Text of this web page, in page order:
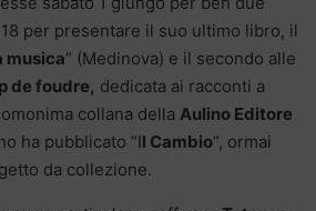
per presentare il suo ultimo libro, il
musica” (Medinova) e il secondo alle
de foudre, dedicata ai racconti a
collana della Aulino Editore
ha pubblicato “Il Cambio“, ormai
da collezione.